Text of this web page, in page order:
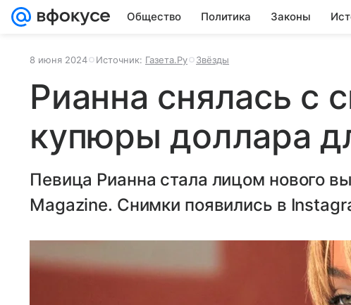
Общество Политика Законы
8 июня 2024 Источник: Газета.Ру Звёзды
Рианна снялась с
купюры доллара
Певица Рианна стала лицом нового
Magazine. Снимки появились в